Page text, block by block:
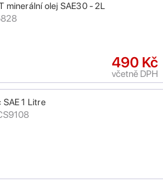
minerální olej SAE30 - 2L
490 Kč
včetně DPH
SAE 1 Litre